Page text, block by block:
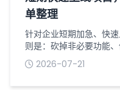
单整理
针对企业短期加急、快
则是：砍掉非必要功能
内容、页面结构极简、
迟迟不齐导致工期延期
2026-07-21